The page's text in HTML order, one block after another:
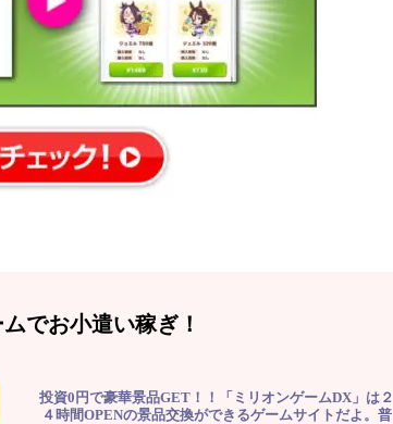
でお小遣い稼ぎ！
投資0円で豪華景品GET！！「ミリオンゲームDX」は２
４時間OPENの景品交換ができるゲームサイトだよ。普